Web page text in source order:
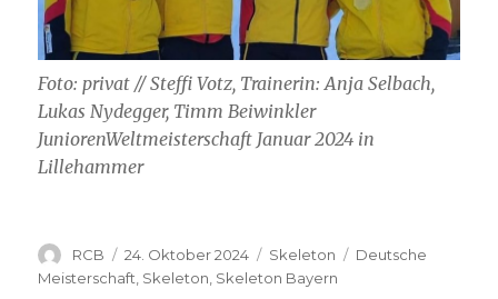
Foto: privat // Steffi Votz, Trainerin: Anja Selbach,
Lukas Nydegger, Timm Beiwinkler
JuniorenWeltmeisterschaft Januar 2024 in
Lillehammer
Autor
RCB
Veröffentlicht
am
24. Oktober 2024 Kategorien
Skeleton Schlagwörter
Deutsche
Meisterschaft Skeleton Skeleton Bayern